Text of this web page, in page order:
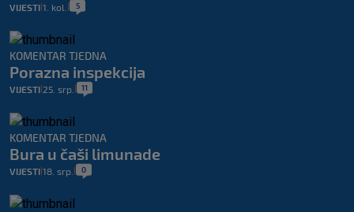
VIJESTI 1. kol. 5
KOMENTAR TJEDNA
Porazna inspekcija
VIJESTI 25. srp. 11
KOMENTAR TJEDNA
Bura u čaši limunade
VIJESTI 18. srp. 0